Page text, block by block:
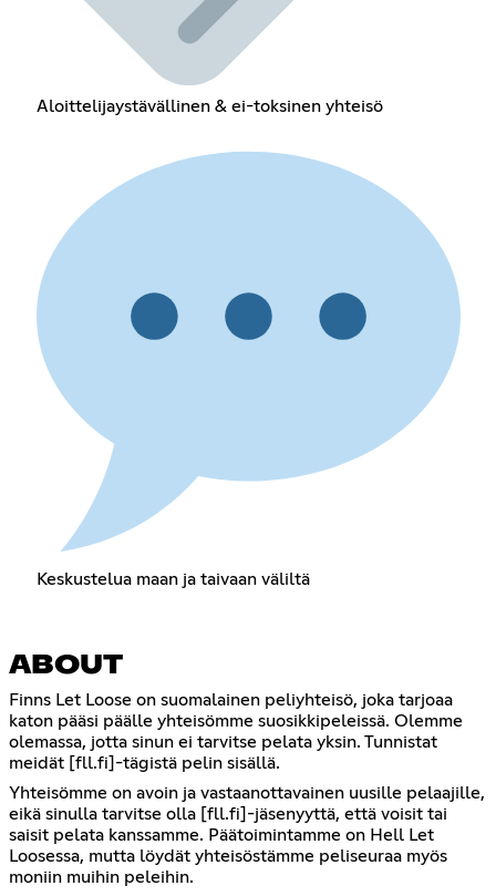
Aloittelijaystävällinen & ei-toksinen yhteisö
Keskustelua maan ja taivaan väliltä
ABOUT
Finns Let Loose on suomalainen peliyhteisö, joka tarjoaa
katon pääsi päälle yhteisömme suosikkipeleissä. Olemme
olemassa, jotta sinun ei tarvitse pelata yksin. Tunnistat
meidät [fll.fi]-tägistä pelin sisällä.
Yhteisömme on avoin ja vastaanottavainen uusille pelaajille,
eikä sinulla tarvitse olla [fll.fi]-jäsenyyttä, että voisit tai
saisit pelata kanssamme. Päätoimintamme on Hell Let
Loosessa, mutta löydät yhteisöstämme peliseuraa myös
moniin muihin peleihin.